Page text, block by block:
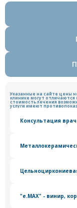
Указанные на сайте цены
клинике могут
стоимость лечения
услуги имеют
Консультация
"е.МАХ" - винир,